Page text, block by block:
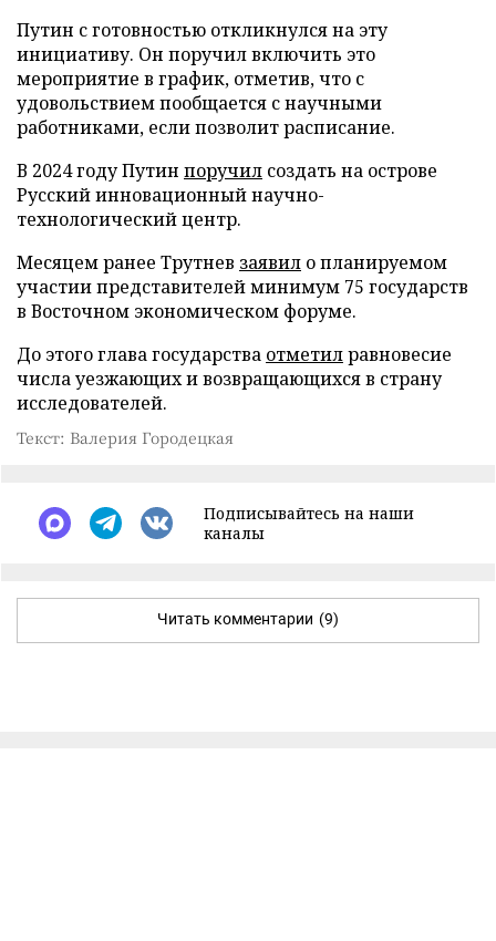
Путин с готовностью откликнулся на эту
инициативу. Он поручил включить это
мероприятие в график, отметив, что с
удовольствием пообщается с научными
работниками, если позволит расписание.
В 2024 году Путин поручил создать на острове
Русский инновационный научно-
технологический центр.
Месяцем ранее Трутнев заявил о планируемом
участии представителей минимум 75 государств
в Восточном экономическом форуме.
До этого глава государства отметилравновесие
числа уезжающих и возвращающихся в страну
исследователей.
Текст: Валерия Городецкая
Подписывайтесь на наши
каналы
Читать комментарии (9)